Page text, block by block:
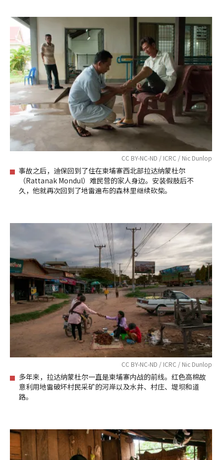
CC BY-NC-ND / ICRC / Nic Dunlop
事故之后，迪保回到了住在柬埔寨西北部拉达纳蒙杜尔
（Rattanak Mondul）难民营的家人身边。安装假肢后不
久，他就再次回到了地雷遍布的森林里继续砍柴。
CC BY-NC-ND / ICRC / Nic Dunlop
多年来，拉达纳蒙杜尔一直是柬埔寨内战的前线。红色高棉故
意利用地雷破坏村民采矿的河岸以及水井、村庄、堤坝和道
路。